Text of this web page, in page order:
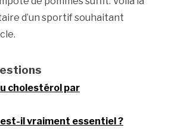
d’un sportif souhaitant
cholestérol par
est-il vraiment essentiel ?